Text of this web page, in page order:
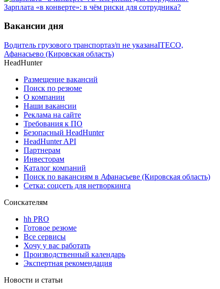
Зарплата «в конверте»: в чём риски для сотрудника?
Вакансии дня
Водитель грузового транспортаз/п не указанаITECO,
Афанасьево (Кировская область)
HeadHunter
Размещение вакансий
Поиск по резюме
О компании
Наши вакансии
Реклама на сайте
Требования к ПО
Безопасный HeadHunter
HeadHunter API
Партнерам
Инвесторам
Каталог компаний
Поиск по вакансиям в Афанасьеве (Кировская область)
Сетка: соцсеть для нетворкинга
Соискателям
hh PRO
Готовое резюме
Все сервисы
Хочу у вас работать
Производственный календарь
Экспертная рекомендация
Новости и статьи